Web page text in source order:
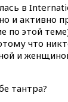
в
и активно
по этой
что
и
тантра?